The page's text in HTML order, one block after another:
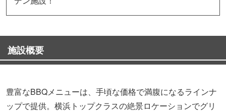
施設概要
豊富なBBQメニューは、手頃な価格で満腹になるラインナ
ップで提供。横浜トップクラスの絶景ロケーションでグリ